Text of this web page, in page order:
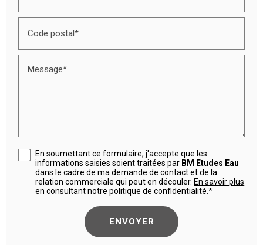
Code postal*
Message*
En soumettant ce formulaire, j'accepte que les
informations saisies soient traitées par BM Etudes Eau
dans le cadre de ma demande de contact et de la
relation commerciale qui peut en découler.En savoir plus
en consultant notre politique de confidentialité.*